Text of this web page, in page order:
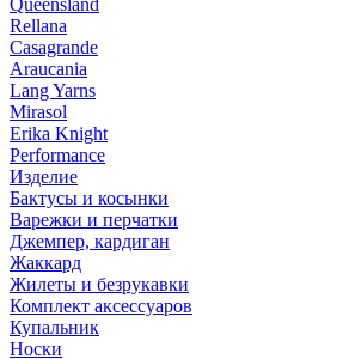
Queensland
Rellana
Casagrande
Araucania
Lang Yarns
Mirasol
Erika Knight
Performance
Изделие
Бактусы и косынки
Варежки и перчатки
Джемпер, кардиган
Жаккард
Жилеты и безрукавки
Комплект аксессуаров
Купальник
Носки